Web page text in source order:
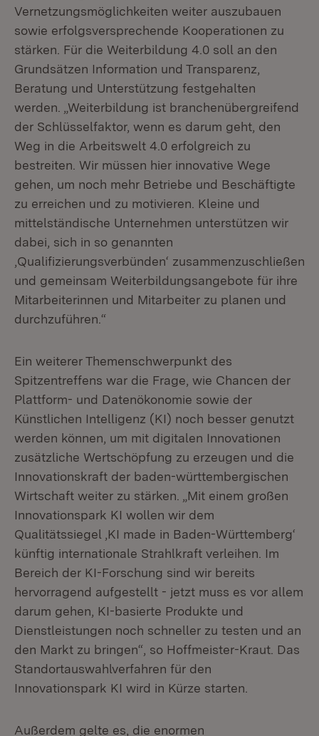
Vernetzungsmöglichkeiten weiter auszubauen
sowie erfolgsversprechende Kooperationen zu
stärken. Für die Weiterbildung 4.0 soll an den
Grundsätzen Information und Transparenz,
Beratung und Unterstützung festgehalten
werden. „Weiterbildung ist branchenübergreifend
der Schlüsselfaktor, wenn es darum geht, den
Weg in die Arbeitswelt 4.0 erfolgreich zu
bestreiten. Wir müssen hier innovative Wege
gehen, um noch mehr Betriebe und Beschäftigte
zu erreichen und zu motivieren. Kleine und
mittelständische Unternehmen unterstützen wir
dabei, sich in so genannten
‚Qualifizierungsverbünden‘ zusammenzuschließen
und gemeinsam Weiterbildungsangebote für ihre
Mitarbeiterinnen und Mitarbeiter zu planen und
durchzuführen.“
Ein weiterer Themenschwerpunkt des
Spitzentreffens war die Frage, wie Chancen der
Plattform- und Datenökonomie sowie der
Künstlichen Intelligenz (KI) noch besser genutzt
werden können, um mit digitalen Innovationen
zusätzliche Wertschöpfung zu erzeugen und die
Innovationskraft der baden-württembergischen
Wirtschaft weiter zu stärken. „Mit einem großen
Innovationspark KI wollen wir dem
Qualitätssiegel ‚KI made in Baden-Württemberg‘
künftig internationale Strahlkraft verleihen. Im
Bereich der KI-Forschung sind wir bereits
hervorragend aufgestellt - jetzt muss es vor allem
darum gehen, KI-basierte Produkte und
Dienstleistungen noch schneller zu testen und an
den Markt zu bringen“, so Hoffmeister-Kraut. Das
Standortauswahlverfahren für den
Innovationspark KI wird in Kürze starten.
Außerdem gelte es, die enormen